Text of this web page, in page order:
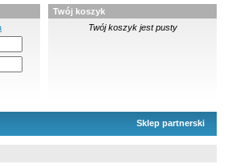
Twój koszyk
Twój koszyk jest pusty
Sklep partnerski